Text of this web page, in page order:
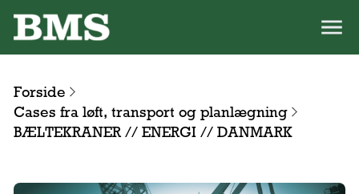
Forside
Cases fra løft, transport og planlægning
BÆLTEKRANER // ENERGI // DANMARK